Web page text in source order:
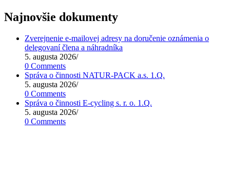
Najnovšie dokumenty
Zverejnenie e-mailovej adresy na doručenie oznámenia o
delegovaní člena a náhradníka
5. augusta 2026/
0 Comments
Správa o činnosti NATUR-PACK a.s. 1.Q.
5. augusta 2026/
0 Comments
Správa o činnosti E-cycling s. r. o. 1.Q.
5. augusta 2026/
0 Comments